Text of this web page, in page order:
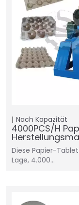
Nach Kapazität
4000PCS/H
Diese Papier-
Lage, 4.000…